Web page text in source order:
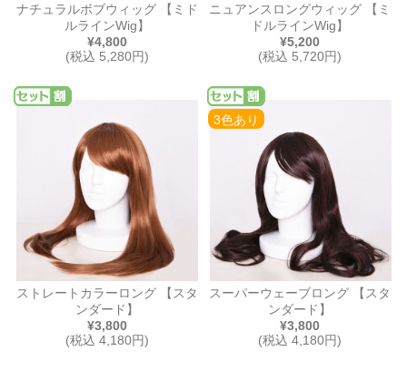
ナチュラルボブウィッグ 【ミド
ルラインWig】
¥4,800
(税込 5,280円)
ニュアンスロングウィッグ 【ミ
ドルラインWig】
¥5,200
(税込 5,720円)
ストレートカラーロング 【スタ
ンダード】
¥3,800
(税込 4,180円)
3色あり
スーパーウェーブロング 【スタ
ンダード】
¥3,800
(税込 4,180円)